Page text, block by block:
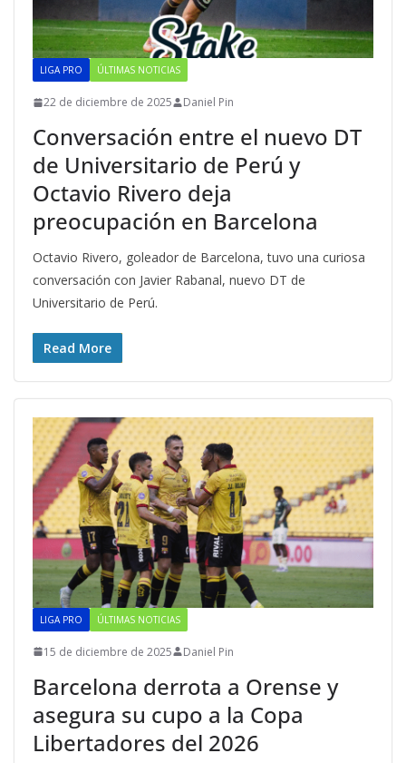
LIGA PRO ÚLTIMAS NOTICIAS
22 de diciembre de 2025 Daniel Pin
Conversación entre el nuevo DT
de Universitario de Perú y
Octavio Rivero deja
preocupación en Barcelona
Octavio Rivero, goleador de Barcelona, tuvo una curiosa
conversación con Javier Rabanal, nuevo DT de
Universitario de Perú.
Read More
LIGA PRO ÚLTIMAS NOTICIAS
15 de diciembre de 2025 Daniel Pin
Barcelona derrota a Orense y
asegura su cupo a la Copa
Libertadores del 2026